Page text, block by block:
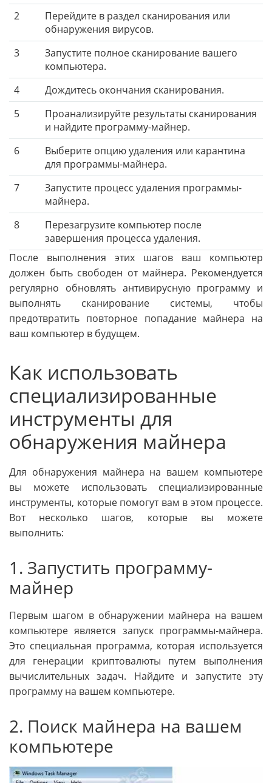
2
Перейдите в раздел сканирования или
обнаружения вирусов.
3
Запустите полное сканирование вашего
компьютера.
4
Дождитесь окончания сканирования.
5
Проанализируйте результаты сканирования
и найдите программу-майнер.
6
Выберите опцию удаления или карантина
для программы-майнера.
7
Запустите процесс удаления программы-
майнера.
8
Перезагрузите компьютер после
завершения процесса удаления.
После выполнения этих шагов ваш компьютер
должен быть свободен от майнера. Рекомендуется
регулярно обновлять антивирусную программу и
выполнять сканирование системы, чтобы
предотвратить повторное попадание майнера на
ваш компьютер в будущем.
Как использовать
специализированные
инструменты для
обнаружения майнера
Для обнаружения майнера на вашем компьютере
вы можете использовать специализированные
инструменты, которые помогут вам в этом процессе.
Вот несколько шагов, которые вы можете
выполнить:
1. Запустить программу-
майнер
Первым шагом в обнаружении майнера на вашем
компьютере является запуск программы-майнера.
Это специальная программа, которая используется
для генерации криптовалюты путем выполнения
вычислительных задач. Найдите и запустите эту
программу на вашем компьютере.
2. Поиск майнера на вашем
компьютере